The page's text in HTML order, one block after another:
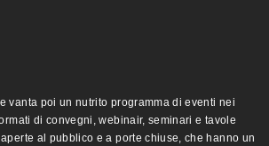
vanta poi un nutrito programma di eventi nei
di convegni, webinair, seminari e tavole
al pubblico e a porte chiuse, che hanno un